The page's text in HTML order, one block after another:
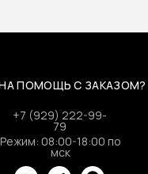
ПОМОЩЬ С ЗАКАЗОМ?
+7 (929) 222-99-
79
Режим: 08:00-18:00 по
мск